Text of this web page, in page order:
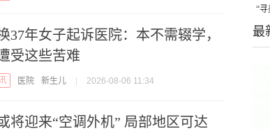
37年女子起诉医院：本不需辍学，
受这些苦难
医院 新生儿 2026-08-06 11:34
将迎来“空调外机” 局部地区可达
“
题
最